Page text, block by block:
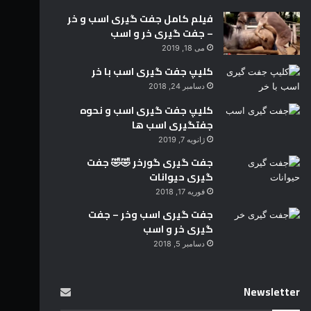
فیلم کامل جفت گیری اسب و خر
– جفت گیری خر و اسب
می 18, 2019
کلیپ جفت گیری اسب با خر
دسامبر 24, 2018
کلیپ جفت گیری اسب و نحوه
جفتگیری اسب ها
ژانویه 7, 2019
جفت گیری گورخر 🤣🤣 جفت
گیری حیوانات
فوریه 17, 2018
جفت گیری اسب وخر – جفت
گیری خر و اسب
دسامبر 5, 2018
Newsletter